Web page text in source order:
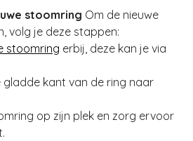
stoomring Om de nieuwe
volg je deze stappen:
stoomring erbij, deze kan je via
kant van de ring naar
op zijn plek en zorg ervoor